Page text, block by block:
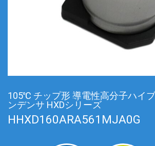
105℃ チップ形 導電性高分子ハイ
ンデンサ HXDシリーズ
HHXD160ARA561MJA0G